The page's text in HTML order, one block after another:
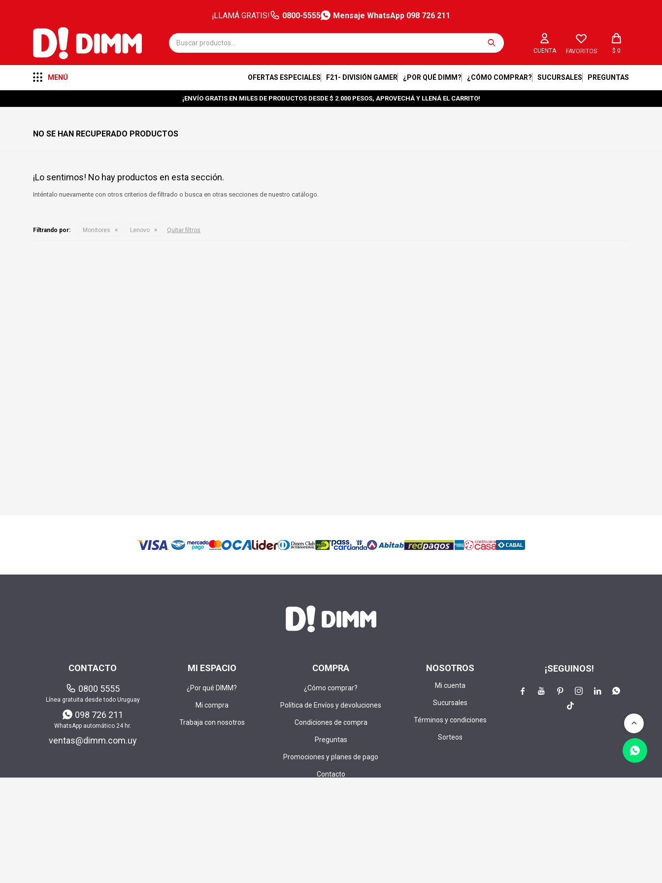
¡LLAMÁ GRATIS! 0800-5555 Mensaje WhatsApp 098 726 211
MENÚ OFERTAS ESPECIALES F21- DIVISIÓN GAMER ¿POR QUÉ DIMM? ¿CÓMO COMPRAR? SUCURSALES PREGUNTAS
FAVORITOS $ 0
¡ENVÍO GRATIS EN MILES DE PRODUCTOS DESDE $ 2.000 PESOS, APROVECHÁ Y LLENÁ EL CARRITO!
NO SE HAN RECUPERADO PRODUCTOS
¡Lo sentimos! No hay productos en esta sección.
Inténtalo nuevamente con otros criterios de filtrado o busca en otras secciones de nuestro catálogo.
Filtrando por: Monitores Lenovo Quitar filtros
MI ESPACIO
¿Por qué DIMM?
Mi compra
Trabaja con nosotros
COMPRA
¿Cómo comprar?
Política de Envíos y devoluciones
Condiciones de compra
Preguntas
Promociones y planes de pago
Contacto
NOSOTROS
Mi cuenta
Sucursales
Términos y condiciones
Sorteos
CONTACTO
0800 5555
Línea gratuita desde todo Uruguay
098 726 211
WhatsApp automático 24 hr.
ventas@dimm.com.uy
¡SEGUINOS!
    

